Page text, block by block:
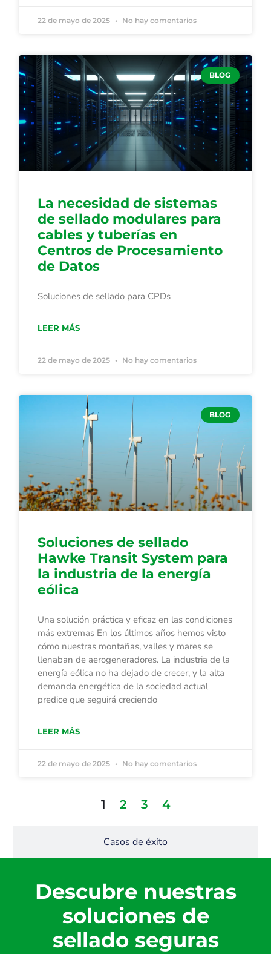
Casos de éxito
22 de mayo de 2025 No hay comentarios
BLOG
La necesidad de sistemas
de sellado modulares para
cables y tuberías en
Centros de Procesamiento
de Datos
Soluciones de sellado para CPDs
LEER MÁS
22 de mayo de 2025 No hay comentarios
BLOG
Soluciones de sellado
Hawke Transit System para
la industria de la energía
eólica
Una solución práctica y eficaz en las condiciones
más extremas En los últimos años hemos visto
cómo nuestras montañas, valles y mares se
llenaban de aerogeneradores. La industria de la
energía eólica no ha dejado de crecer, y la alta
demanda energética de la sociedad actual
predice que seguirá creciendo
LEER MÁS
22 de mayo de 2025 No hay comentarios
1 2 3 4
Descubre nuestras
soluciones de
sellado seguras